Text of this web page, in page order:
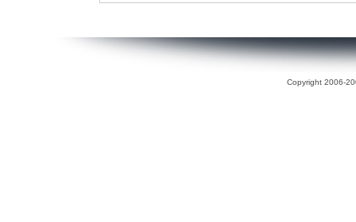
Copyright 2006-